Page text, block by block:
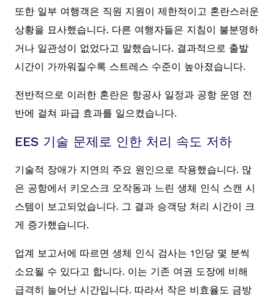
또한 일부 여행객은 직원 지원이 제한적이고 혼란스러운
상황을 묘사했습니다. 다른 여행자들은 지침이 불분명하
거나 일관성이 없었다고 말했습니다. 결과적으로 출발
시간이 가까워질수록 스트레스 수준이 높아졌습니다.
전반적으로 이러한 혼란은 항공사 일정과 공항 운영 전
반에 걸쳐 파급 효과를 일으켰습니다.
EES 기술 문제로 인한 처리 속도 저하
기술적 장애가 지연의 주요 원인으로 작용했습니다. 많
은 공항에서 키오스크 오작동과 느린 생체 인식 스캔 시
스템이 보고되었습니다. 그 결과 승객당 처리 시간이 크
게 증가했습니다.
업계 보고서에 따르면 생체 인식 검사는 1인당 몇 분씩
소요될 수 있다고 합니다. 이는 기존 여권 도장에 비해
급격히 늘어난 시간입니다. 따라서 작은 비효율도 금방